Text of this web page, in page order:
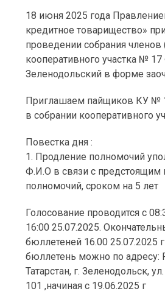
18 июня 2025 года
кредитное товарищество»
проведении собрания
кооперативного участка №
Зеленодольский в форме
Приглашаем пайщиков КУ №
в собрании кооперативного
Повестка дня :
1. Продление полномочий
Ф.И.О в связи с предстоящим
полномочий, сроком на 5 лет
Голосование проводится с
16:00 25.07.2025.
бюллетеней 16.00 25.07.2025
бюллетень можно по адресу:
Татарстан, г. Зеленодольск,
101 ,начиная с 19.06.2025 г